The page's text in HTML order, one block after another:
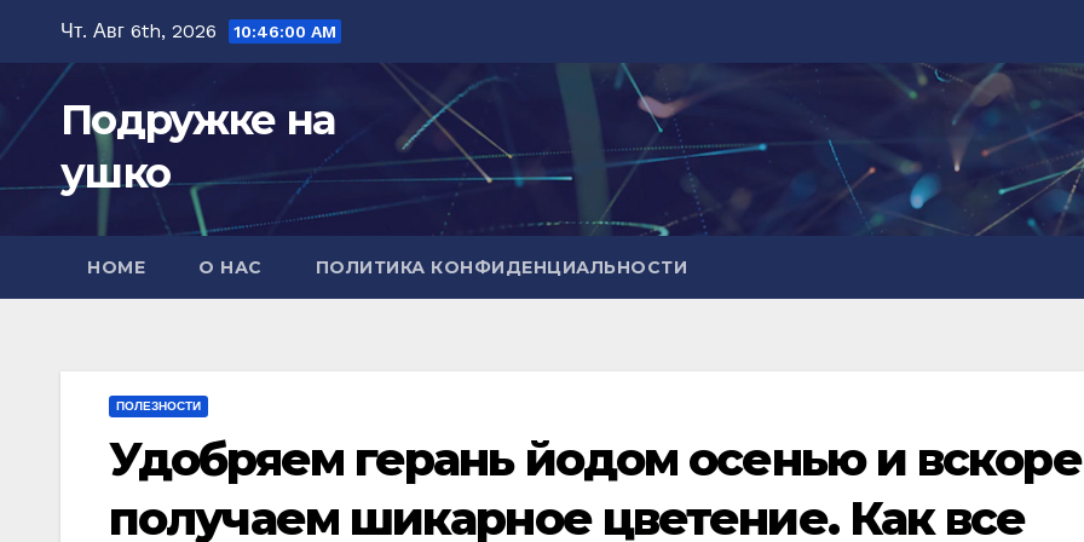
содержимому
Чт. Авг 6th, 2026 10:46:01 AM
Подружке на
ушко
HOME О НАС ПОЛИТИКА КОНФИДЕНЦИАЛЬНОСТИ
ПОЛЕЗНОСТИ
Удобряем герань йодом осенью и вскоре
получаем шикарное цветение. Как все